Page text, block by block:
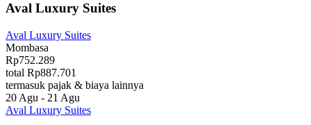
Aval Luxury Suites
Aval Luxury Suites
Mombasa
Rp752.289
total Rp887.701
termasuk pajak & biaya lainnya
20 Agu - 21 Agu
Aval Luxury Suites